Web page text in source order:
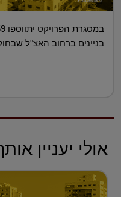
בניינים ברחוב האצ"ל
אולי יעניין